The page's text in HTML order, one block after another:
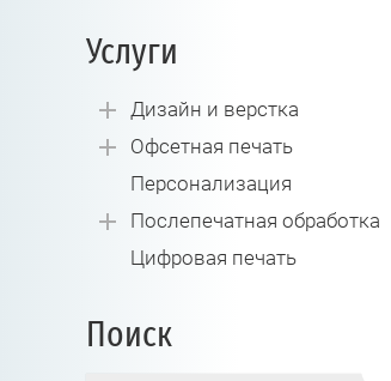
Услуги
Дизайн и верстка
Офсетная печать
Персонализация
Послепечатная обработка
Цифровая печать
Поиск